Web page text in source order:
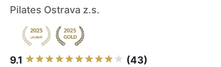
Pilates Ostrava z.s.
9.1 (43)